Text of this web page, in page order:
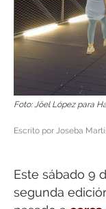
Foto: Jöel López para
Escrito por Joseba
Este sábado 9
segunda